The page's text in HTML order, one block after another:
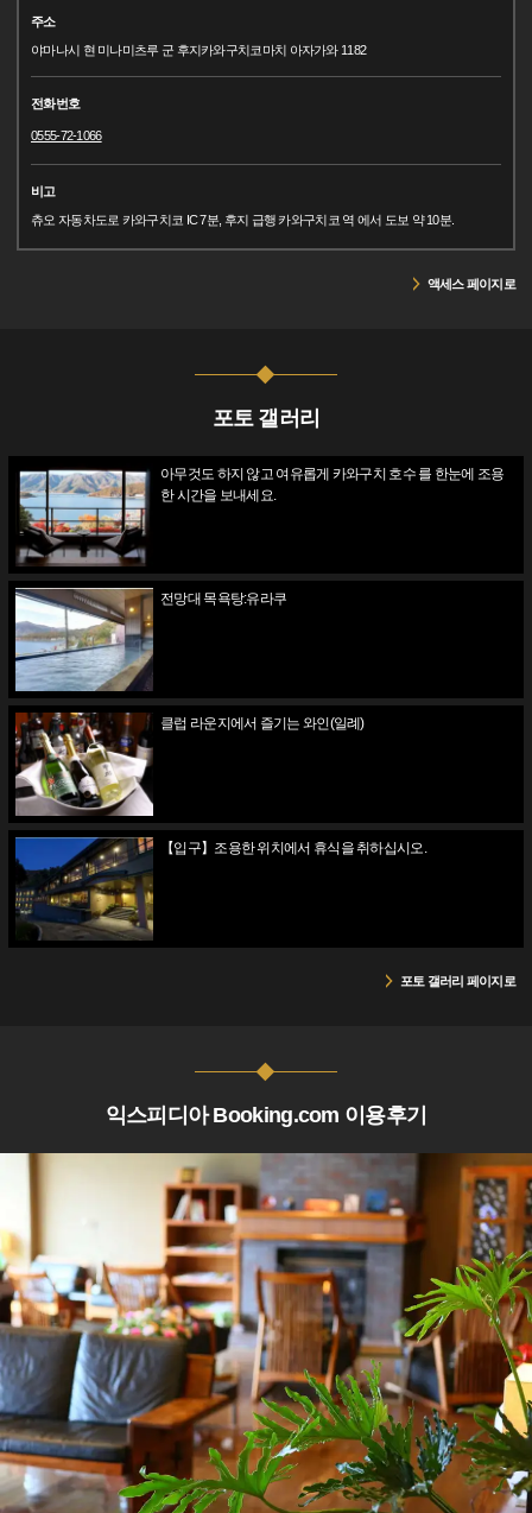
주소
야마나시 현 미나미츠루 군 후지카와구치코마치 아자가와 1182
전화번호
0555-72-1066
비고
츄오 자동차도로 카와구치코 IC 7분, 후지 급행 카와구치코 역 에서 도보 약 10분.
액세스 페이지로
포토 갤러리
아무것도 하지 않고 여유롭게 카와구치 호수 를 한눈에 조용
한 시간을 보내세요.
전망대 목욕탕:유라쿠
클럽 라운지에서 즐기는 와인(일례)
【입구】조용한 위치에서 휴식을 취하십시오.
포토 갤러리 페이지로
익스피디아 Booking.com 이용후기